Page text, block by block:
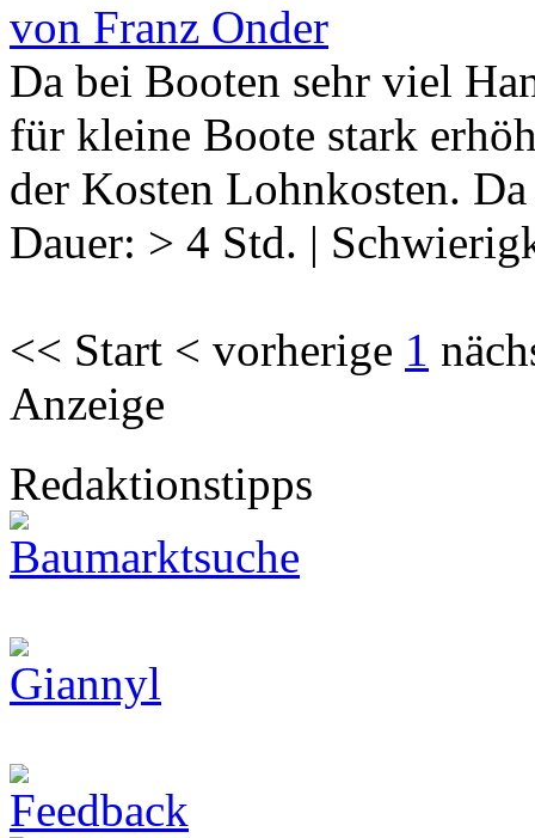
von Franz Onder
Da bei Booten sehr viel
für kleine Boote stark
der Kosten Lohnkosten.
Dauer: > 4 Std. |
<< Start < vorherige 1
Anzeige
Redaktionstipps